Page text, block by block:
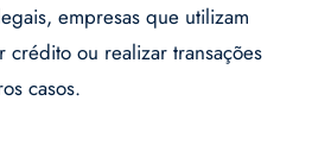
empresas que utilizam
crédito ou realizar transações
casos.